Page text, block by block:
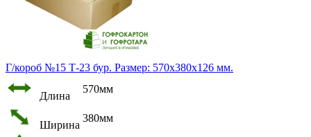
Г/короб №15 Т-23 бур. Размер: 570х380х126 мм.
Длина
570мм
Ширина
380мм